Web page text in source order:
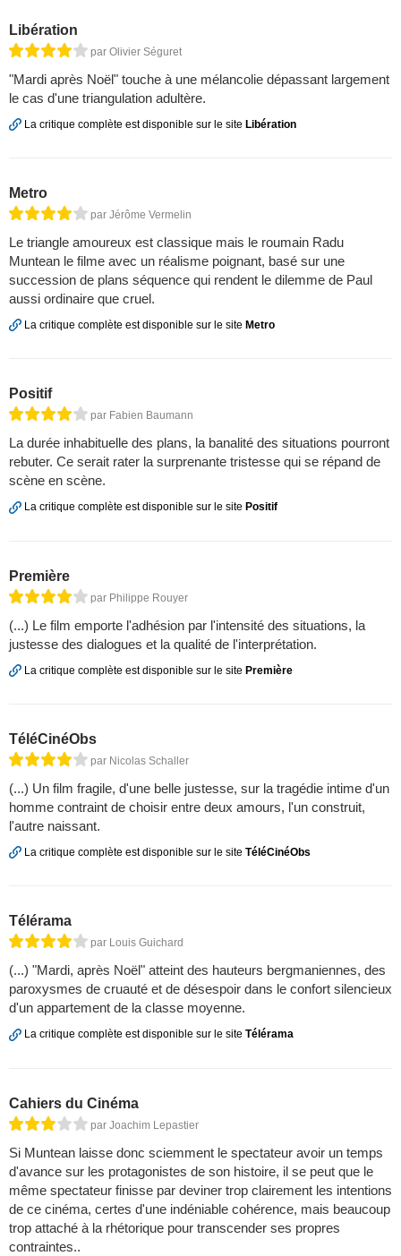
Libération
par Olivier Séguret
"Mardi après Noël" touche à une mélancolie dépassant largement
le cas d'une triangulation adultère.
La critique complète est disponible sur le site Libération
Metro
par Jérôme Vermelin
Le triangle amoureux est classique mais le roumain Radu
Muntean le filme avec un réalisme poignant, basé sur une
succession de plans séquence qui rendent le dilemme de Paul
aussi ordinaire que cruel.
La critique complète est disponible sur le site Metro
Positif
par Fabien Baumann
La durée inhabituelle des plans, la banalité des situations pourront
rebuter. Ce serait rater la surprenante tristesse qui se répand de
scène en scène.
La critique complète est disponible sur le site Positif
Première
par Philippe Rouyer
(...) Le film emporte l'adhésion par l'intensité des situations, la
justesse des dialogues et la qualité de l'interprétation.
La critique complète est disponible sur le site Première
TéléCinéObs
par Nicolas Schaller
(...) Un film fragile, d'une belle justesse, sur la tragédie intime d'un
homme contraint de choisir entre deux amours, l'un construit,
l'autre naissant.
La critique complète est disponible sur le site TéléCinéObs
Télérama
par Louis Guichard
(...) "Mardi, après Noël" atteint des hauteurs bergmaniennes, des
paroxysmes de cruauté et de désespoir dans le confort silencieux
d'un appartement de la classe moyenne.
La critique complète est disponible sur le site Télérama
Cahiers du Cinéma
par Joachim Lepastier
Si Muntean laisse donc sciemment le spectateur avoir un temps
d'avance sur les protagonistes de son histoire, il se peut que le
même spectateur finisse par deviner trop clairement les intentions
de ce cinéma, certes d'une indéniable cohérence, mais beaucoup
trop attaché à la rhétorique pour transcender ses propres
contraintes..